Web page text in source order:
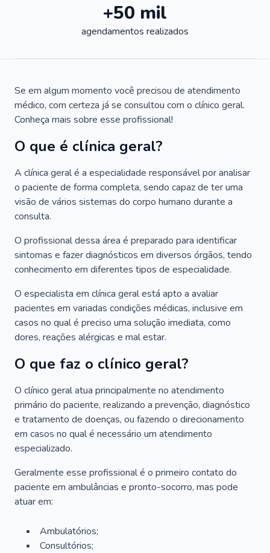
+50 mil
agendamentos realizados
Se em algum momento você precisou de atendimento
médico, com certeza já se consultou com o clínico geral.
Conheça mais sobre esse profissional!
O que é clínica geral?
A clínica geral é a especialidade responsável por analisar
o paciente de forma completa, sendo capaz de ter uma
visão de vários sistemas do corpo humano durante a
consulta.
O profissional dessa área é preparado para identificar
sintomas e fazer diagnósticos em diversos órgãos, tendo
conhecimento em diferentes tipos de especialidade.
O especialista em clínica geral está apto a avaliar
pacientes em variadas condições médicas, inclusive em
casos no qual é preciso uma solução imediata, como
dores, reações alérgicas e mal estar.
O que faz o clínico geral?
O clínico geral atua principalmente no atendimento
primário do paciente, realizando a prevenção, diagnóstico
e tratamento de doenças, ou fazendo o direcionamento
em casos no qual é necessário um atendimento
especializado.
Geralmente esse profissional é o primeiro contato do
paciente em ambulâncias e pronto-socorro, mas pode
atuar em:
Ambulatórios;
Consultórios;